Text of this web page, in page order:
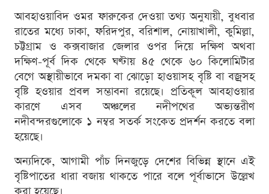
আবহাওয়াবিদ ওমর ফারুকের দেওয়া তথ্য অনুযায়ী, বুধবার
রাতের মধ্যে ঢাকা, ফরিদপুর, বরিশাল, নোয়াখালী, কুমিল্লা,
চট্টগ্রাম ও কক্সবাজার জেলার ওপর দিয়ে দক্ষিণ অথবা
দক্ষিণ-পূর্ব দিক থেকে ঘণ্টায় ৪৫ থেকে ৬০ কিলোমিটার
বেগে অস্থায়ীভাবে দমকা বা ঝোড়ো হাওয়াসহ বৃষ্টি বা বজ্রসহ
বৃষ্টি হওয়ার প্রবল সম্ভাবনা রয়েছে। প্রতিকূল আবহাওয়ার
কারণে এসব অঞ্চলের নদীপথের অভ্যন্তরীণ
নদীবন্দরগুলোকে ১ নম্বর সতর্ক সংকেত প্রদর্শন করতে বলা
হয়েছে।
অন্যদিকে, আগামী পাঁচ দিনজুড়ে দেশের বিভিন্ন স্থানে এই
বৃষ্টিপাতের ধারা বজায় থাকতে পারে বলে পূর্বাভাসে উল্লেখ